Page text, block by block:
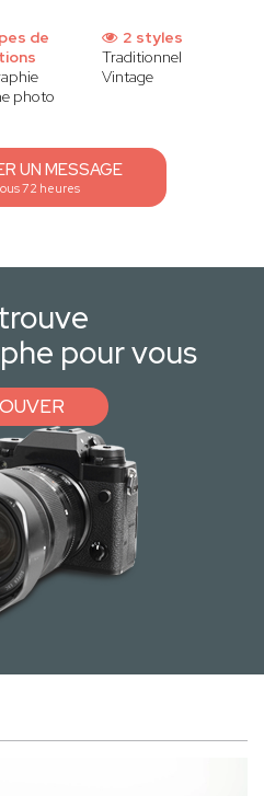
de
photo
2 styles
Traditionnel
Vintage
UN MESSAGE
72 heures
pour vous